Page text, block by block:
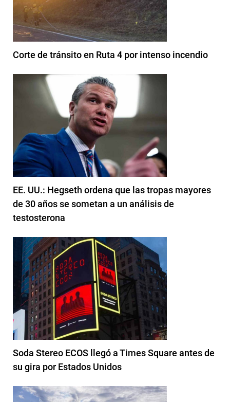
Corte de tránsito en Ruta 4 por intenso incendio
EE. UU.: Hegseth ordena que las tropas mayores
de 30 años se sometan a un análisis de
testosterona
Soda Stereo ECOS llegó a Times Square antes de
su gira por Estados Unidos